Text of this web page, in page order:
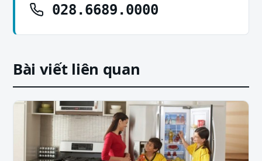
028.6689.0000
Bài viết liên quan